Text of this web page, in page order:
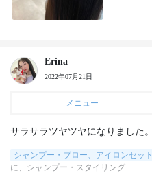
Erina
2022年07月21日
メニュー
サラサラツヤツヤになりました。
シャンプー・ブロー、アイロンセット
に、シャンプー・スタイリング